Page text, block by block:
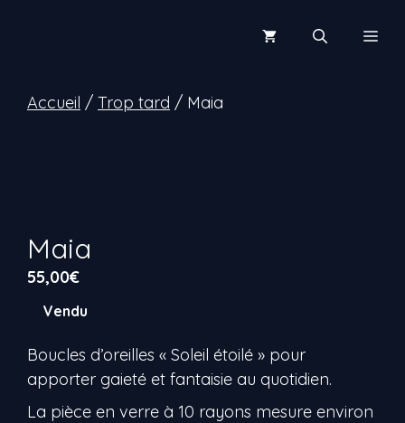
Accueil / Trop tard / Maia
Maia
55,00€
Vendu
Boucles d’oreilles « Soleil étoilé » pour
apporter gaieté et fantaisie au quotidien.
La pièce en verre à 10 rayons mesure environ